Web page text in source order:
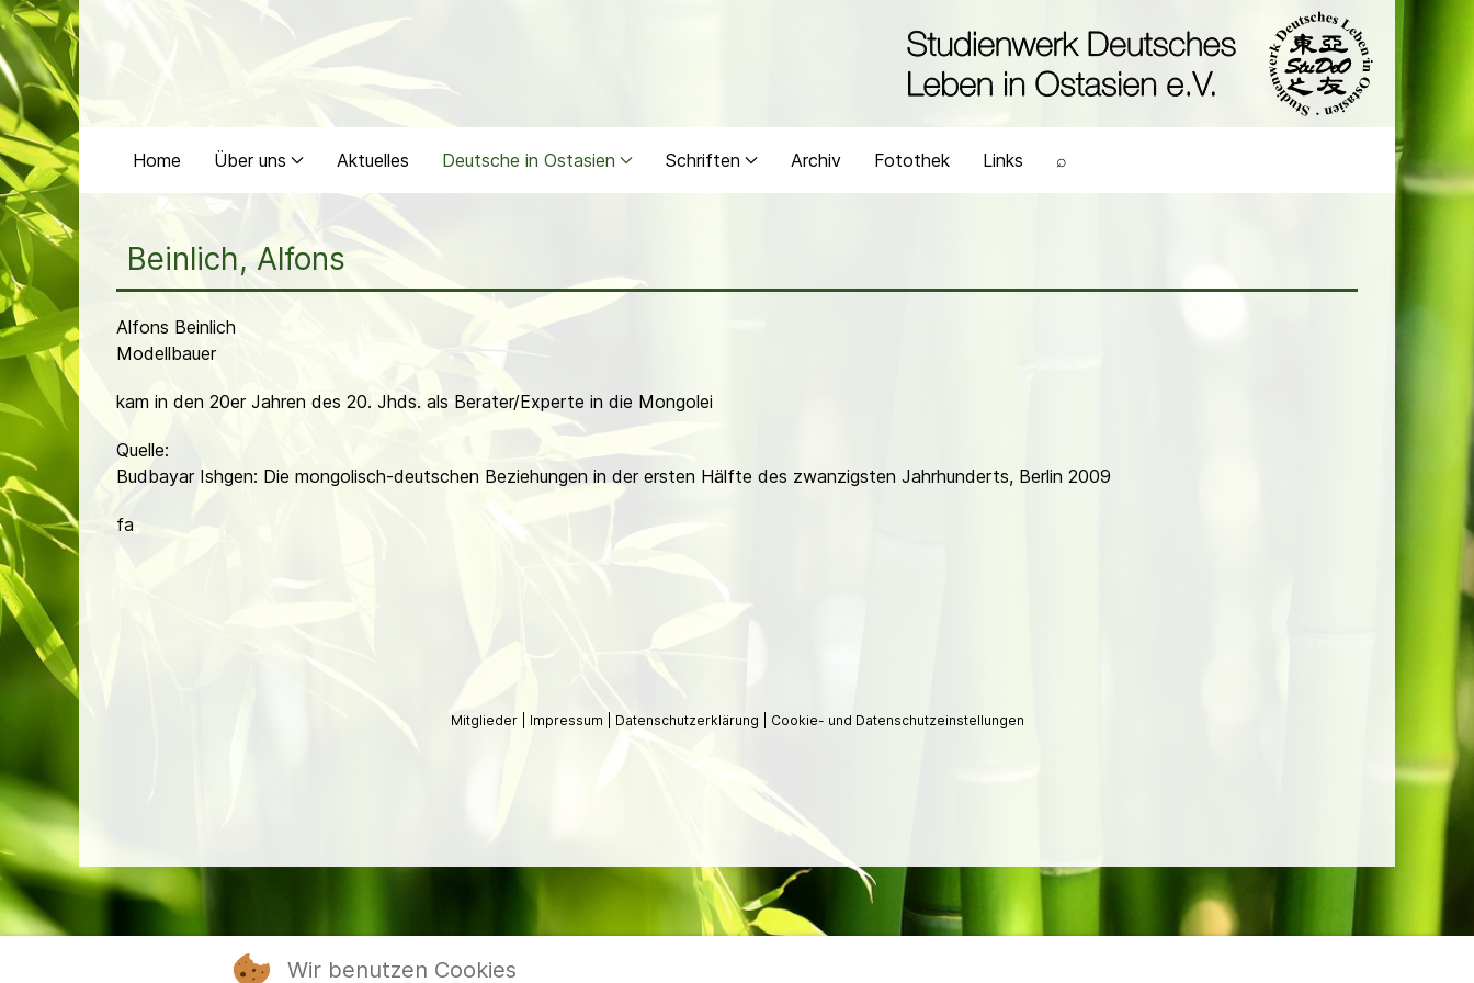
Home Über uns Aktuelles Deutsche in Ostasien Schriften Archiv Fotothek Links ⌕
Beinlich, Alfons
Alfons Beinlich
Modellbauer
kam in den 20er Jahren des 20. Jhds. als Berater/Experte in die Mongolei
Quelle:
Budbayar Ishgen: Die mongolisch-deutschen Beziehungen in der ersten Hälfte des zwanzigsten Jahrhunderts, Berlin 2009
fa
Mitglieder Impressum Datenschutzerklärung Cookie- und Datenschutzeinstellungen
Wir benutzen Cookies